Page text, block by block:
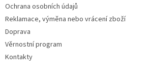
Ochrana osobních údajů
Reklamace, výměna nebo vrácení zboží
Doprava
Věrnostní program
Kontakty